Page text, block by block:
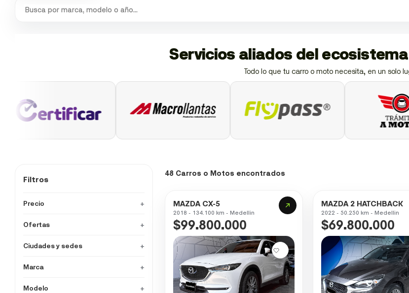
Servicios aliados del
Todo lo que tu carro o moto necesita, en un solo
Filtros
Precio +
Ofertas +
Ciudades y sedes +
Marca +
Modelo +
48 Carros o Motos encontrados
MAZDA CX-5
2018 - 134.100 km - Medellin
$99.800.000
MAZDA 2 HATCHBACK
2022 - 50.250 km - Medellin
$69.800.000